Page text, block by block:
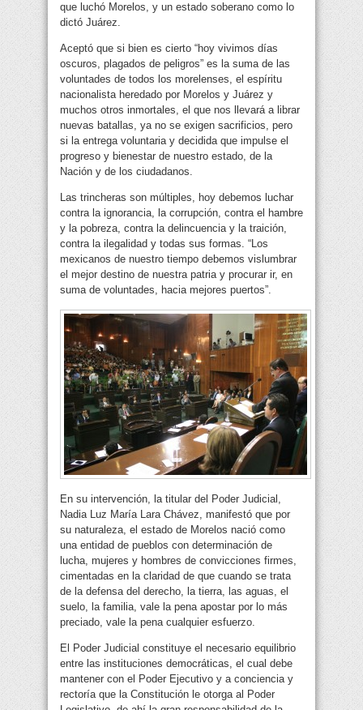
que luchó Morelos, y un estado soberano como lo
dictó Juárez.
Aceptó que si bien es cierto “hoy vivimos días
oscuros, plagados de peligros” es la suma de las
voluntades de todos los morelenses, el espíritu
nacionalista heredado por Morelos y Juárez y
muchos otros inmortales, el que nos llevará a librar
nuevas batallas, ya no se exigen sacrificios, pero
si la entrega voluntaria y decidida que impulse el
progreso y bienestar de nuestro estado, de la
Nación y de los ciudadanos.
Las trincheras son múltiples, hoy debemos luchar
contra la ignorancia, la corrupción, contra el hambre
y la pobreza, contra la delincuencia y la traición,
contra la ilegalidad y todas sus formas. “Los
mexicanos de nuestro tiempo debemos vislumbrar
el mejor destino de nuestra patria y procurar ir, en
suma de voluntades, hacia mejores puertos”.
En su intervención, la titular del Poder Judicial,
Nadia Luz María Lara Chávez, manifestó que por
su naturaleza, el estado de Morelos nació como
una entidad de pueblos con determinación de
lucha, mujeres y hombres de convicciones firmes,
cimentadas en la claridad de que cuando se trata
de la defensa del derecho, la tierra, las aguas, el
suelo, la familia, vale la pena apostar por lo más
preciado, vale la pena cualquier esfuerzo.
El Poder Judicial constituye el necesario equilibrio
entre las instituciones democráticas, el cual debe
mantener con el Poder Ejecutivo y a conciencia y
rectoría que la Constitución le otorga al Poder